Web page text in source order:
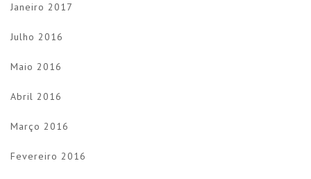
Janeiro 2017
Julho 2016
Maio 2016
Abril 2016
Março 2016
Fevereiro 2016